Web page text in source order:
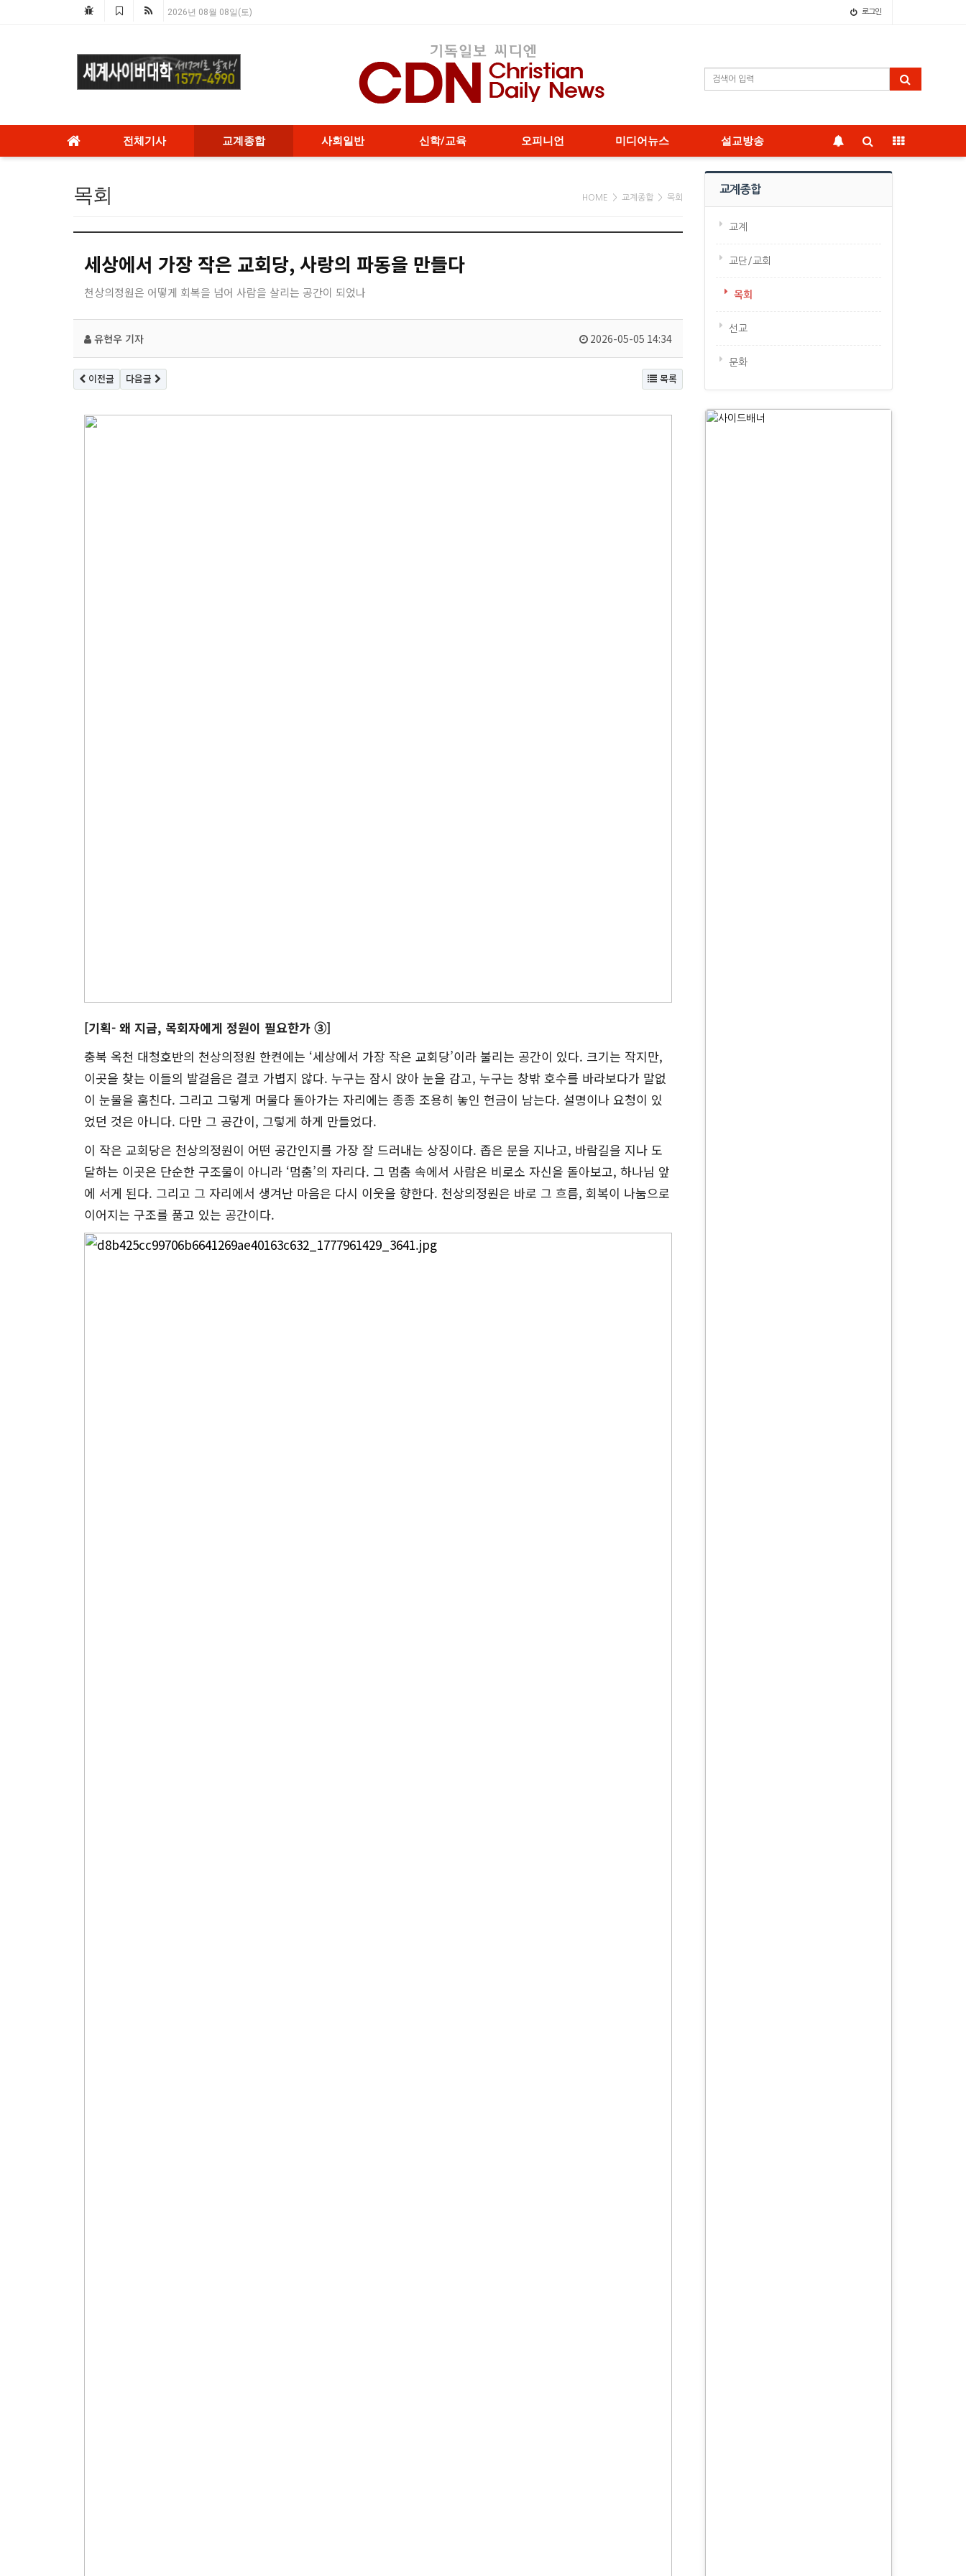
2026년 08월 08일(토) 로그인
전체기사 교계종합 사회일반 신학/교육 오피니언 미디어뉴스 설교방송
목회 HOME > 교계종합 > 목회
세상에서 가장 작은 교회당, 사랑의 파동을 만들다
천상의정원은 어떻게 회복을 넘어 사람을 살리는 공간이 되었나
유현우 기자 2026-05-05 14:34
이전글 다음글 목록
[기획- 왜 지금, 목회자에게 정원이 필요한가 ➂]
충북 옥천 대청호반의 천상의정원 한켠에는 ‘세상에서 가장 작은 교회당’이라 불리는 공간이 있다. 크기는 작지만,
이곳을 찾는 이들의 발걸음은 결코 가볍지 않다. 누구는 잠시 앉아 눈을 감고, 누구는 창밖 호수를 바라보다가 말없
이 눈물을 훔친다. 그리고 그렇게 머물다 돌아가는 자리에는 종종 조용히 놓인 헌금이 남는다. 설명이나 요청이 있
었던 것은 아니다. 다만 그 공간이, 그렇게 하게 만들었다.
이 작은 교회당은 천상의정원이 어떤 공간인지를 가장 잘 드러내는 상징이다. 좁은 문을 지나고, 바람길을 지나 도
달하는 이곳은 단순한 구조물이 아니라 ‘멈춤’의 자리다. 그 멈춤 속에서 사람은 비로소 자신을 돌아보고, 하나님 앞
에 서게 된다. 그리고 그 자리에서 생겨난 마음은 다시 이웃을 향한다. 천상의정원은 바로 그 흐름, 회복이 나눔으로
이어지는 구조를 품고 있는 공간이다.
교계종합
교계
교단/교회
목회
선교
문화